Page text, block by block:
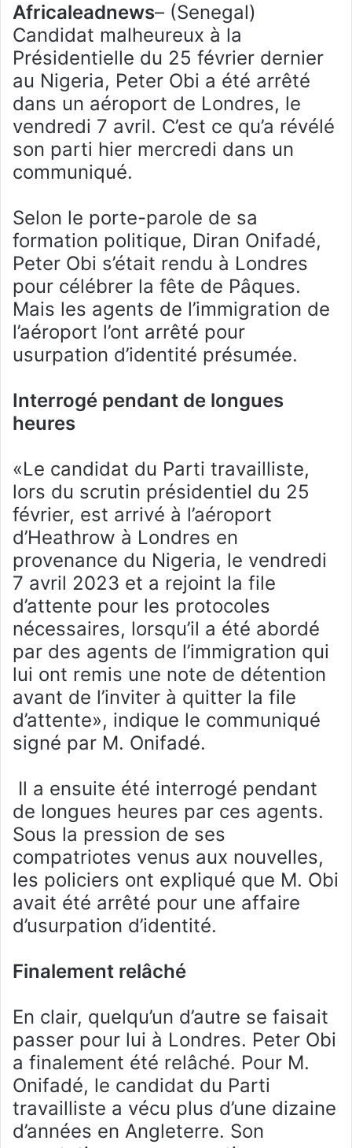
t
e
r
r
i
l
Africaleadnews– (Senegal)
Candidat malheureux à la
Présidentielle du 25 février dernier
au Nigeria, Peter Obi a été arrêté
dans un aéroport de Londres, le
vendredi 7 avril. C’est ce qu’a révélé
son parti hier mercredi dans un
communiqué.
Selon le porte-parole de sa
formation politique, Diran Onifadé,
Peter Obi s’était rendu à Londres
pour célébrer la fête de Pâques.
Mais les agents de l’immigration de
l’aéroport l’ont arrêté pour
usurpation d’identité présumée.
Interrogé pendant de longues
heures
«Le candidat du Parti travailliste,
lors du scrutin présidentiel du 25
février, est arrivé à l’aéroport
d’Heathrow à Londres en
provenance du Nigeria, le vendredi
7 avril 2023 et a rejoint la file
d’attente pour les protocoles
nécessaires, lorsqu’il a été abordé
par des agents de l’immigration qui
lui ont remis une note de détention
avant de l’inviter à quitter la file
d’attente», indique le communiqué
signé par M. Onifadé.
Il a ensuite été interrogé pendant
de longues heures par ces agents.
Sous la pression de ses
compatriotes venus aux nouvelles,
les policiers ont expliqué que M. Obi
avait été arrêté pour une affaire
d’usurpation d’identité.
Finalement relâché
En clair, quelqu’un d’autre se faisait
passer pour lui à Londres. Peter Obi
a finalement été relâché. Pour M.
Onifadé, le candidat du Parti
travailliste a vécu plus d’une dizaine
d’années en Angleterre. Son